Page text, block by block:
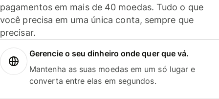
pagamentos em mais de 40 moedas. Tudo o que
você precisa em uma única conta, sempre que
precisar.
Gerencie o seu dinheiro onde quer que vá.
Mantenha as suas moedas em um só lugar e
converta entre elas em segundos.